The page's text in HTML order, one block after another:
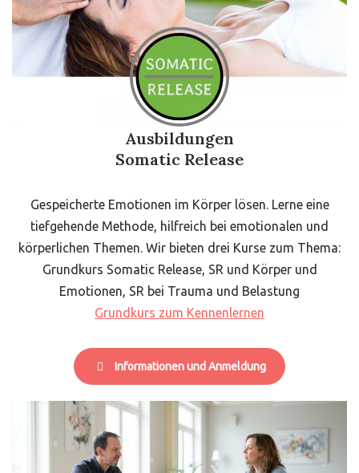
Ausbildungen
Somatic Release
Gespeicherte Emotionen im Körper lösen. Lerne eine
tiefgehende Methode, hilfreich bei emotionalen und
körperlichen Themen. Wir bieten drei Kurse zum Thema:
Grundkurs Somatic Release, SR und Körper und
Emotionen, SR bei Trauma und Belastung
Grundkurs zum Kennenlernen
Informationen und Anmeldung